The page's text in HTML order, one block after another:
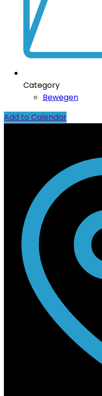
Category
Bewegen
Add to Calendar